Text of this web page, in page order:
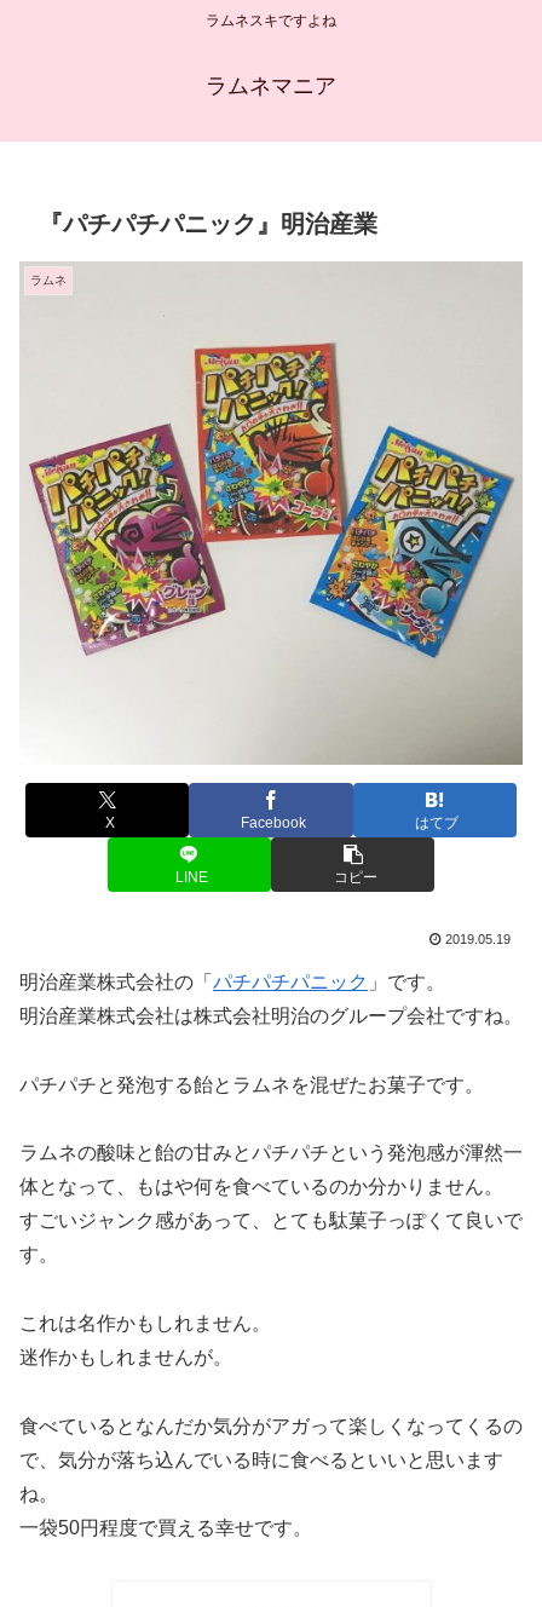
ラムネスキですよね
ラムネマニア
『パチパチパニック』明治産業
ラムネ
X Facebook はてブ
LINE コピー
2019.05.19
明治産業株式会社の「 パチパチパニック 」です。
明治産業株式会社は株式会社明治のグループ会社ですね。
パチパチと発泡する飴とラムネを混ぜたお菓子です。
ラムネの酸味と飴の甘みとパチパチという発泡感が渾然一
体となって、もはや何を食べているのか分かりません。
すごいジャンク感があって、とても駄菓子っぽくて良いで
す。
これは名作かもしれません。
迷作かもしれませんが。
食べているとなんだか気分がアガって楽しくなってくるの
で、気分が落ち込んでいる時に食べるといいと思います
ね。
一袋50円程度で買える幸せです。